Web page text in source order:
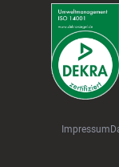
Impressum